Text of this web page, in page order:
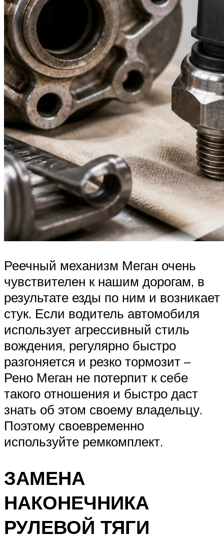
Реечный механизм Меган очень
чувствителен к нашим дорогам, в
результате езды по ним и возникает
стук. Если водитель автомобиля
использует агрессивный стиль
вождения, регулярно быстро
разгоняется и резко тормозит –
Рено Меган не потерпит к себе
такого отношения и быстро даст
знать об этом своему владельцу.
Поэтому своевременно
используйте ремкомплект.
ЗАМЕНА
НАКОНЕЧНИКА
РУЛЕВОЙ ТЯГИ